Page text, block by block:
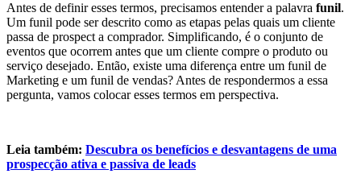
Antes de definir esses termos, precisamos entender a palavra funil.
Um funil pode ser descrito como as etapas pelas quais um cliente
passa de prospect a comprador. Simplificando, é o conjunto de
eventos que ocorrem antes que um cliente compre o produto ou
serviço desejado. Então, existe uma diferença entre um funil de
Marketing e um funil de vendas? Antes de respondermos a essa
pergunta, vamos colocar esses termos em perspectiva.
Leia também: Descubra os benefícios e desvantagens de uma
prospecção ativa e passiva de leads